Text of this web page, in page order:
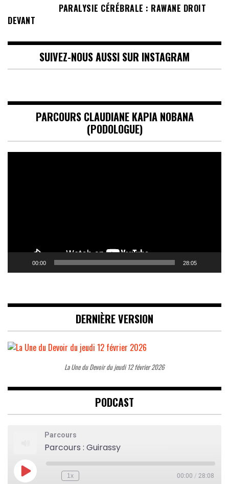
PARALYSIE CÉRÉBRALE : RAWANE DROIT
DEVANT
SUIVEZ-NOUS AUSSI SUR INSTAGRAM
PARCOURS CLAUDIANE KAPIA NOBANA
(PODOLOGUE)
00:00 28:05
DERNIÈRE VERSION
La Une du Devoir du jeudi 12 février 2026
PODCAST
Parcours
Parcours : Guirassy
Play
Episode
Rewind
1x 00:00 / 28:08